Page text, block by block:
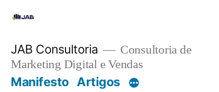
JAB Consultoria
Consultoria de
Marketing Digital e Vendas
Manifesto Artigos